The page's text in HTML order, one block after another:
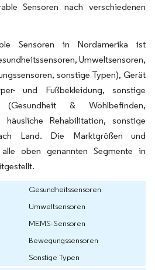
Sensoren nach verschiedenen
Sensoren in Nordamerika ist
Umweltsensoren,
sonstige Typen), Gerät
und Fußbekleidung, sonstige
(Gesundheit & Wohlbefinden,
häusliche Rehabilitation, sonstige
Land. Die Marktgrößen und
oben genannten Segmente in
Gesundheitssensoren
Umweltsensoren
MEMS-Sensoren
Bewegungssensoren
Sonstige Typen